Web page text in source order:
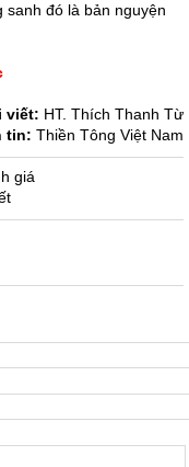
đó là bản nguyện
viết: HT. Thích Thanh Từ
tin: Thiền Tông Việt Nam
giá